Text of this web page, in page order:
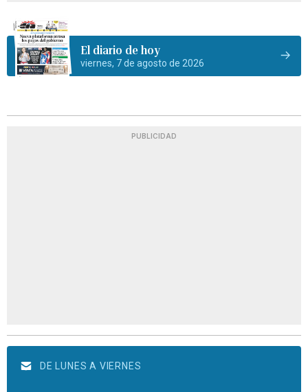
El diario de hoy
viernes, 7 de agosto de 2026
PUBLICIDAD
DE LUNES A VIERNES